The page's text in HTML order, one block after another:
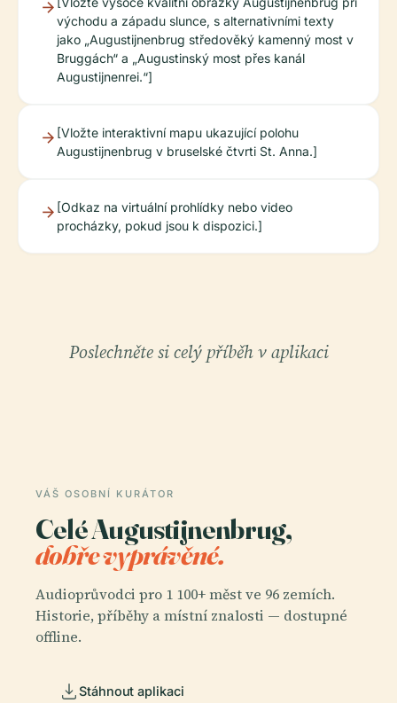
východu a západu slunce, s alternativními texty
jako „Augustijnenbrug středověký kamenný most v
Bruggách“ a „Augustinský most přes kanál
Augustijnenrei.“]
[Vložte interaktivní mapu ukazující polohu
Augustijnenbrug v bruselské čtvrti St. Anna.]
[Odkaz na virtuální prohlídky nebo video
procházky, pokud jsou k dispozici.]
Poslechněte si celý příběh v aplikaci
VÁŠ OSOBNÍ KURÁTOR
Celé Augustijnenbrug,
dobře vyprávěné.
Audioprůvodci pro 1 100+ měst ve 96 zemích.
Historie, příběhy a místní znalosti — dostupné
offline.
Stáhnout aplikaci